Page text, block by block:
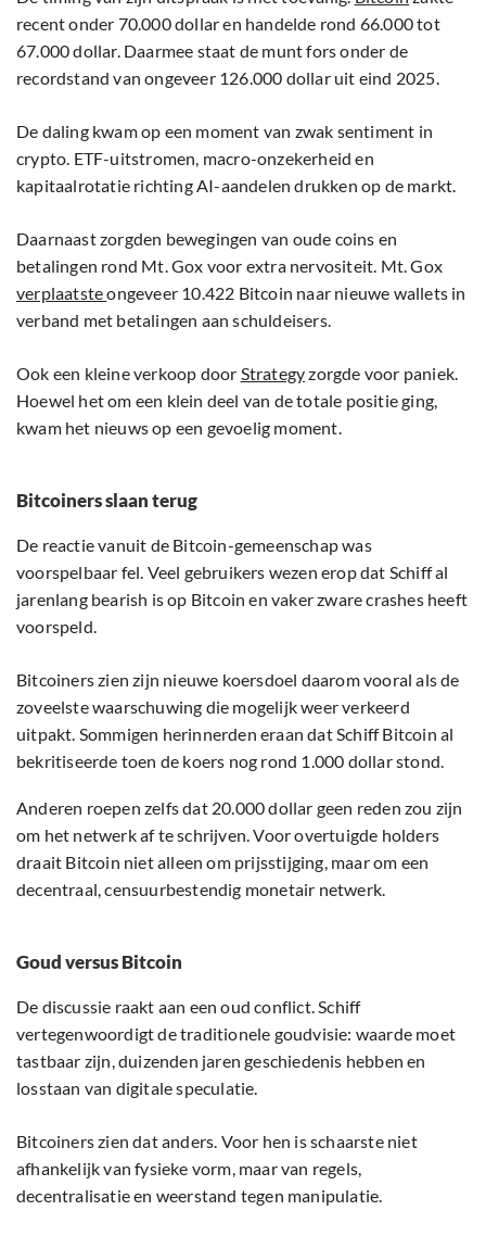
recent onder 70.000 dollar en handelde rond 66.000 tot
67.000 dollar. Daarmee staat de munt fors onder de
recordstand van ongeveer 126.000 dollar uit eind 2025.
De daling kwam op een moment van zwak sentiment in
crypto. ETF-uitstromen, macro-onzekerheid en
kapitaalrotatie richting AI-aandelen drukken op de markt.
Daarnaast zorgden bewegingen van oude coins en
betalingen rond Mt. Gox voor extra nervositeit. Mt. Gox
verplaatsteongeveer 10.422 Bitcoin naar nieuwe wallets in
verband met betalingen aan schuldeisers.
Ook een kleine verkoop door Strategyzorgde voor paniek.
Hoewel het om een klein deel van de totale positie ging,
kwam het nieuws op een gevoelig moment.
Bitcoiners slaan terug
De reactie vanuit de Bitcoin-gemeenschap was
voorspelbaar fel. Veel gebruikers wezen erop dat Schiff al
jarenlang bearish is op Bitcoin en vaker zware crashes heeft
voorspeld.
Bitcoiners zien zijn nieuwe koersdoel daarom vooral als de
zoveelste waarschuwing die mogelijk weer verkeerd
uitpakt. Sommigen herinnerden eraan dat Schiff Bitcoin al
bekritiseerde toen de koers nog rond 1.000 dollar stond.
Anderen roepen zelfs dat 20.000 dollar geen reden zou zijn
om het netwerk af te schrijven. Voor overtuigde holders
draait Bitcoin niet alleen om prijsstijging, maar om een
decentraal, censuurbestendig monetair netwerk.
Goud versus Bitcoin
De discussie raakt aan een oud conflict. Schiff
vertegenwoordigt de traditionele goudvisie: waarde moet
tastbaar zijn, duizenden jaren geschiedenis hebben en
losstaan van digitale speculatie.
Bitcoiners zien dat anders. Voor hen is schaarste niet
afhankelijk van fysieke vorm, maar van regels,
decentralisatie en weerstand tegen manipulatie.